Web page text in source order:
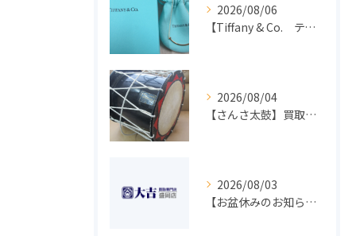
2026/08/06
【Tiffany & Co. ティファニー】買取 大吉盛岡店 アクセサリー買取しました！！
2026/08/04
【さんさ太鼓】買取 大吉盛岡店 楽器 買取します！！
2026/08/03
【お盆休みのお知らせ】買取専門 大吉 盛岡店